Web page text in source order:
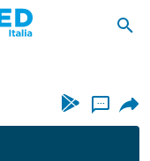
...